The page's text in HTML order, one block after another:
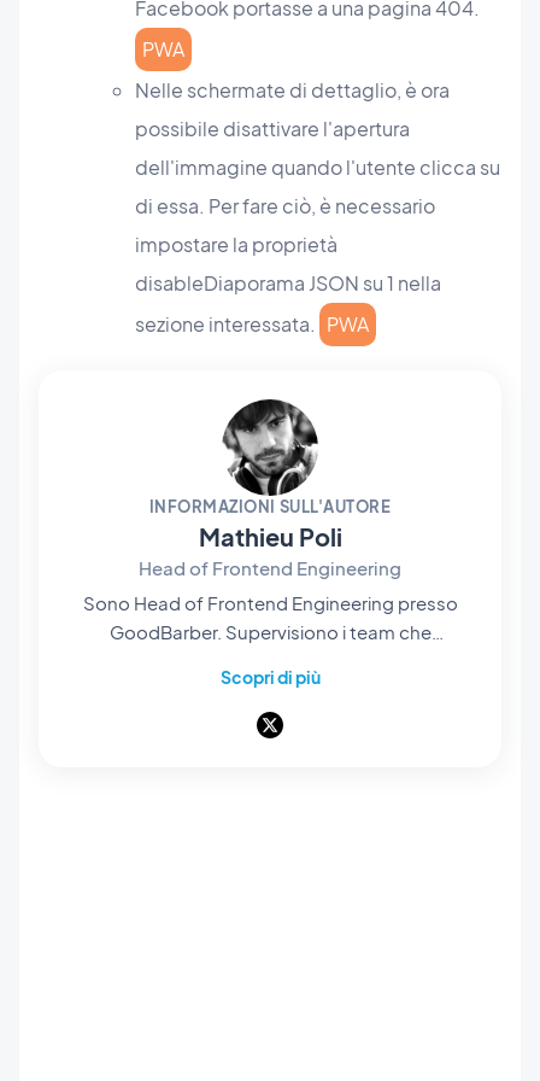
Facebook portasse a una pagina 404.
PWA
Nelle schermate di dettaglio, è ora
possibile disattivare l'apertura
dell'immagine quando l'utente clicca su
di essa. Per fare ciò, è necessario
impostare la proprietà
disableDiaporama JSON su 1 nella
sezione interessata. PWA
INFORMAZIONI SULL'AUTORE
Mathieu Poli
Head of Frontend Engineering
Sono Head of Frontend Engineering presso
GoodBarber. Supervisiono i team che
nostra piattaforma no-code: sono loro a dare
vita ai progetti dei nostri utenti e a trasformarli
Scopri di più